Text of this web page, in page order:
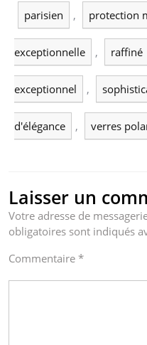
parisien , protection
exceptionnelle , raffiné
exceptionnel ,
d'élégance , verres
Laisser un
Votre adresse de
obligatoires sont indiqués
Commentaire *